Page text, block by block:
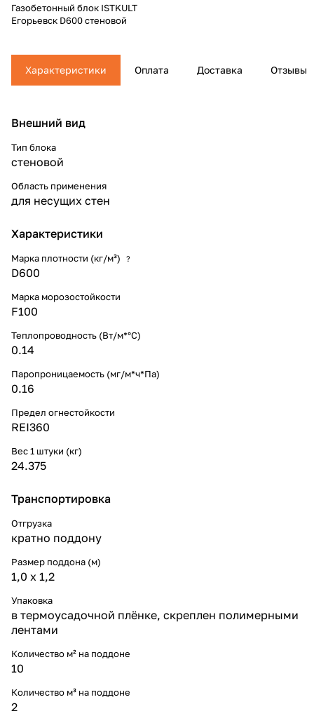
Газобетонный блок ISTKULT
Егорьевск D600 стеновой
Характеристики Оплата Доставка Отзывы
Внешний вид
Тип блока
стеновой
Область применения
для несущих стен
Характеристики
Марка плотности (кг/м³) ?
D600
Марка морозостойкости
F100
Теплопроводность (Вт/м*°С)
0.14
Паропроницаемость (мг/м*ч*Па)
0.16
Предел огнестойкости
REI360
Вес 1 штуки (кг)
24.375
Транспортировка
Отгрузка
кратно поддону
Размер поддона (м)
1,0 х 1,2
Упаковка
в термоусадочной плёнке, скреплен полимерными
лентами
Количество м² на поддоне
10
Количество м³ на поддоне
2